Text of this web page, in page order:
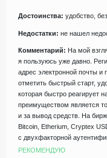
Достоинства: удобство,
Недостатки: не нашел
Комментарий: На мой
я пользуюсь уже давно.
адрес электронной почты
отметить быстрый старт,
которая быстро реагирует
преимуществом является
и за вывод средств. На
Bitcoin, Etherium, Cryptex
с двухфакторной
РЕКОМЕНДУЮ